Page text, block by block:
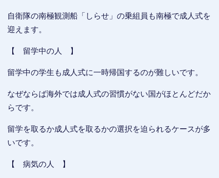
自衛隊の南極観測船「しらせ」の乗組員も南極で成人式を
迎えます。
【 留学中の人 】
留学中の学生も成人式に一時帰国するのが難しいです。
なぜならば海外では成人式の習慣がない国がほとんどだか
らです。
留学を取るか成人式を取るかの選択を迫られるケースが多
いです。
【 病気の人 】